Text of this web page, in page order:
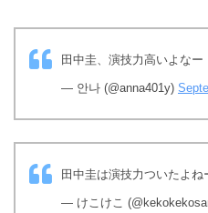
田中圭、演技力高いよなー
— 안나 (@anna401y)
田中圭は演技力ついたよ
— けこけこ